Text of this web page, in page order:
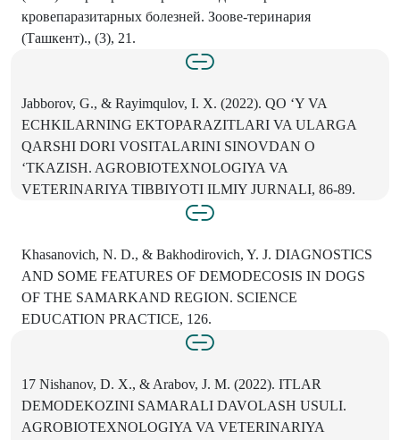
кровепаразитарных болезней. Зоове-теринария
(Ташкент)., (3), 21.
Jabborov, G., & Rayimqulov, I. X. (2022). QO ‘Y VA
ECHKILARNING EKTOPARAZITLARI VA ULARGA
QARSHI DORI VOSITALARINI SINOVDAN O
‘TKAZISH. AGROBIOTEXNOLOGIYA VA
VETERINARIYA TIBBIYOTI ILMIY JURNALI, 86-89.
Khasanovich, N. D., & Bakhodirovich, Y. J. DIAGNOSTICS
AND SOME FEATURES OF DEMODECOSIS IN DOGS
OF THE SAMARKAND REGION. SCIENCE
EDUCATION PRACTICE, 126.
17 Nishanov, D. X., & Arabov, J. M. (2022). ITLAR
DEMODEKOZINI SAMARALI DAVOLASH USULI.
AGROBIOTEXNOLOGIYA VA VETERINARIYA